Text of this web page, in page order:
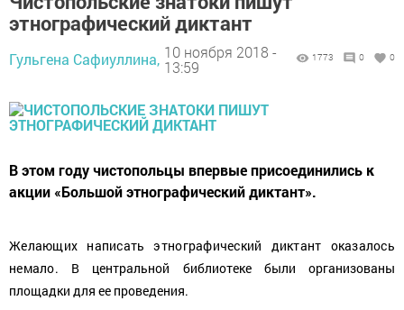
этнографический диктант
Гульгена Сафиуллина, 10 ноября 2018 -
13:59
1773 0 0
В этом году чистопольцы впервые присоединились к
акции «Большой этнографический диктант».
Желающих написать этнографический диктант оказалось
немало. В центральной библиотеке были организованы
площадки для ее проведения.